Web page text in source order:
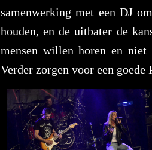
samenwerking met een DJ
houden, en de uitbater de
mensen willen horen en
Verder zorgen voor een goede